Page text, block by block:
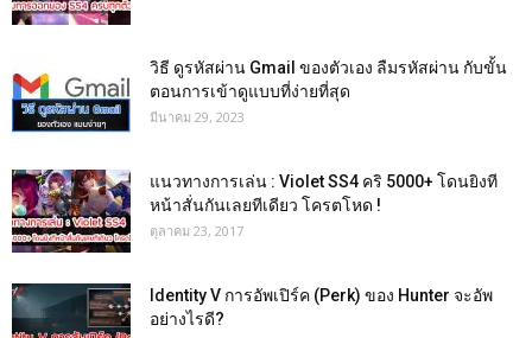
วิธี ดูรหัสผ่าน Gmail ของตัวเอง ลืมรหัสผ่าน กับขั้น
ตอนการเข้าดูแบบที่ง่ายที่สุด
มีนาคม 29, 2023
แนวทางการเล่น : Violet SS4 คริ 5000+ โดนยิงที
หน้าสั่นกันเลยทีเดียว โครตโหด !
ตุลาคม 23, 2017
Identity V การอัพเปิร์ค (Perk) ของ Hunter จะอัพ
อย่างไรดี?